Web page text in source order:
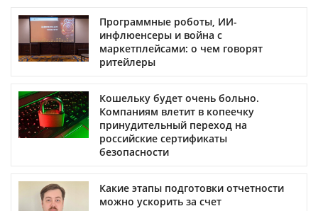
Программные роботы, ИИ-
инфлюенсеры и война с
маркетплейсами: о чем говорят
ритейлеры
Кошельку будет очень больно.
Компаниям влетит в копеечку
принудительный переход на
российские сертификаты
безопасности
Какие этапы подготовки отчетности
можно ускорить за счет